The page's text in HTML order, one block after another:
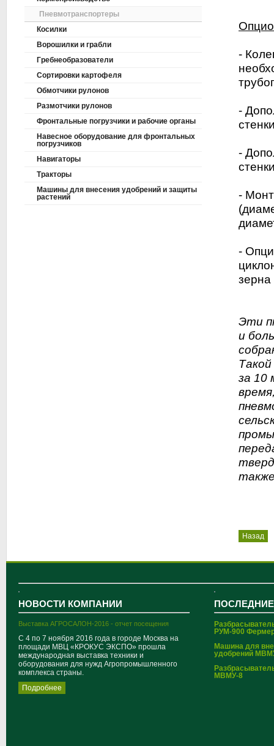
-
-
-
-
-
Эти
и
за 10
Назад
Пневмотранспортеры
Косилки
Ворошилки и грабли
Гребнеобразователи
Сортировки картофеля
Обмотчики рулонов
Размотчики рулонов
Фронтальные погрузчики и рабочие органы
Навесное оборудование для фронтальных
погрузчиков
Навигаторы
Тракторы
Машины для внесения удобрений и защиты
растений
НОВОСТИ КОМПАНИИ
Выставка АГРОСАЛОН-2016 - отчет посещения
С 4 по 7 ноября 2016 года в городе Москва на
площади МВЦ «КРОКУС ЭКСПО» прошла
международная выставка техники и
оборудования для нужд Агропромышленного
комплекса страны.
Подробнее
РУМ-900
Машина для
удобрений
МВМУ-8